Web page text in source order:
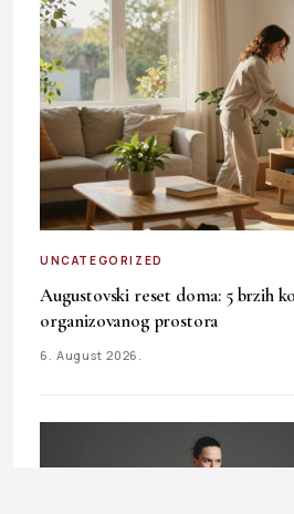
UNCATEGORIZED
Augustovski reset doma: 5 brzih
organizovanog prostora
6. August 2026.